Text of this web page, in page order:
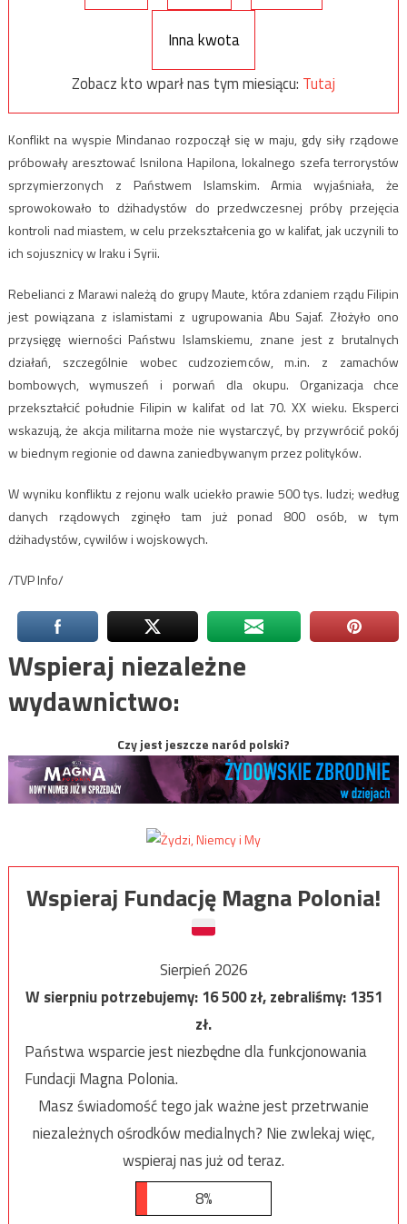
Inna kwota
Zobacz kto wparł nas tym miesiącu: Tutaj
Konflikt na wyspie Mindanao rozpoczął się w maju, gdy siły rządowe
próbowały aresztować Isnilona Hapilona, lokalnego szefa terrorystów
sprzymierzonych z Państwem Islamskim. Armia wyjaśniała, że
sprowokowało to dżihadystów do przedwczesnej próby przejęcia
kontroli nad miastem, w celu przekształcenia go w kalifat, jak uczynili to
ich sojusznicy w Iraku i Syrii.
Rebelianci z Marawi należą do grupy Maute, która zdaniem rządu Filipin
jest powiązana z islamistami z ugrupowania Abu Sajaf. Złożyło ono
przysięgę wierności Państwu Islamskiemu, znane jest z brutalnych
działań, szczególnie wobec cudzoziemców, m.in. z zamachów
bombowych, wymuszeń i porwań dla okupu. Organizacja chce
przekształcić południe Filipin w kalifat od lat 70. XX wieku. Eksperci
wskazują, że akcja militarna może nie wystarczyć, by przywrócić pokój
w biednym regionie od dawna zaniedbywanym przez polityków.
W wyniku konfliktu z rejonu walk uciekło prawie 500 tys. ludzi; według
danych rządowych zginęło tam już ponad 800 osób, w tym
dżihadystów, cywilów i wojskowych.
/TVP Info/
Wspieraj niezależne
wydawnictwo:
Czy jest jeszcze naród polski?
Wspieraj Fundację Magna Polonia!
Sierpień 2026
W sierpniu potrzebujemy:16 500zł, zebraliśmy:1351
zł.
Państwa wsparcie jest niezbędne dla funkcjonowania
Fundacji Magna Polonia.
Masz świadomość tego jak ważne jest przetrwanie
niezależnych ośrodków medialnych? Nie zwlekaj więc,
wspieraj nas już od teraz.
8%